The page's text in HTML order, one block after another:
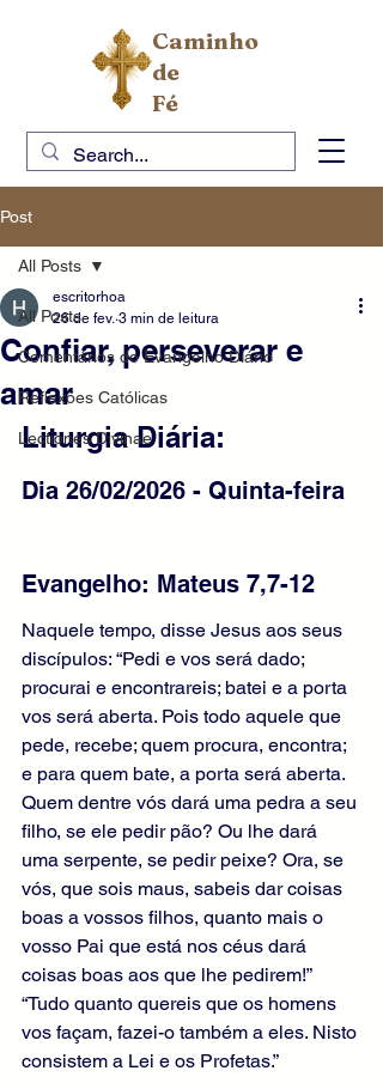
Caminho
de
Fé
Post
All Posts
Comentários do Evangelho Diário
Reflexões Católicas
Lectiones Divinae
All Posts
Confiar, perseverar e
amar
escritorhoa
26 de fev. 3 min de leitura
Liturgia Diária:
Dia 26/02/2026 - Quinta-feira
Evangelho: Mateus 7,7-12
Naquele tempo, disse Jesus aos seus
discípulos: “Pedi e vos será dado;
procurai e encontrareis; batei e a porta
vos será aberta. Pois todo aquele que
pede, recebe; quem procura, encontra;
e para quem bate, a porta será aberta.
Quem dentre vós dará uma pedra a seu
filho, se ele pedir pão? Ou lhe dará
uma serpente, se pedir peixe? Ora, se
vós, que sois maus, sabeis dar coisas
boas a vossos filhos, quanto mais o
vosso Pai que está nos céus dará
coisas boas aos que lhe pedirem!”
“Tudo quanto quereis que os homens
vos façam, fazei-o também a eles. Nisto
consistem a Lei e os Profetas.”